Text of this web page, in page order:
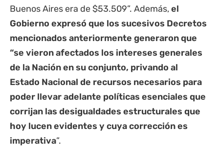
Buenos Aires era de $53.509”. Además,el
Gobierno expresó que los sucesivos Decretos
mencionados anteriormente generaron que
“se vieron afectados los intereses generales
de la Nación en su conjunto, privando al
Estado Nacional de recursos necesarios para
poder llevar adelante políticas esenciales que
corrijan las desigualdades estructurales que
hoy lucen evidentes y cuya corrección es
imperativa”.